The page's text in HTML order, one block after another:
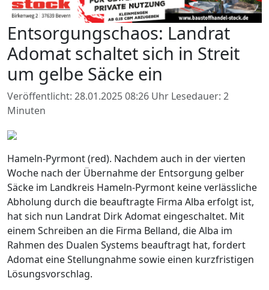
Entsorgungschaos: Landrat
Adomat schaltet sich in Streit
um gelbe Säcke ein
Veröffentlicht: 28.01.2025 08:26 Uhr Lesedauer: 2
Minuten
Hameln-Pyrmont (red). Nachdem auch in der vierten
Woche nach der Übernahme der Entsorgung gelber
Säcke im Landkreis Hameln-Pyrmont keine verlässliche
Abholung durch die beauftragte Firma Alba erfolgt ist,
hat sich nun Landrat Dirk Adomat eingeschaltet. Mit
einem Schreiben an die Firma Belland, die Alba im
Rahmen des Dualen Systems beauftragt hat, fordert
Adomat eine Stellungnahme sowie einen kurzfristigen
Lösungsvorschlag.